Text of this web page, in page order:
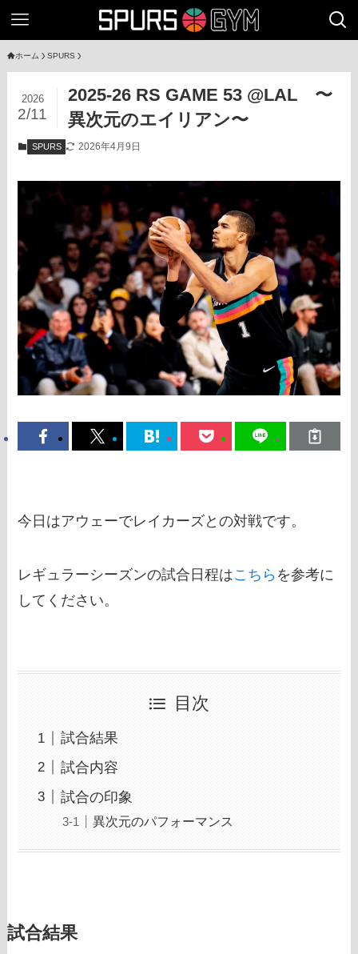
ホーム SPURS
2025-26 RS GAME 53 @LAL 〜
異次元のエイリアン〜
2026
2/11
SPURS 2026年4月9日
今日はアウェーでレイカーズとの対戦です。
レギュラーシーズンの試合日程はこちら を参考に
してください。
目次
試合結果
試合内容
試合の印象
異次元のパフォーマンス
試合結果